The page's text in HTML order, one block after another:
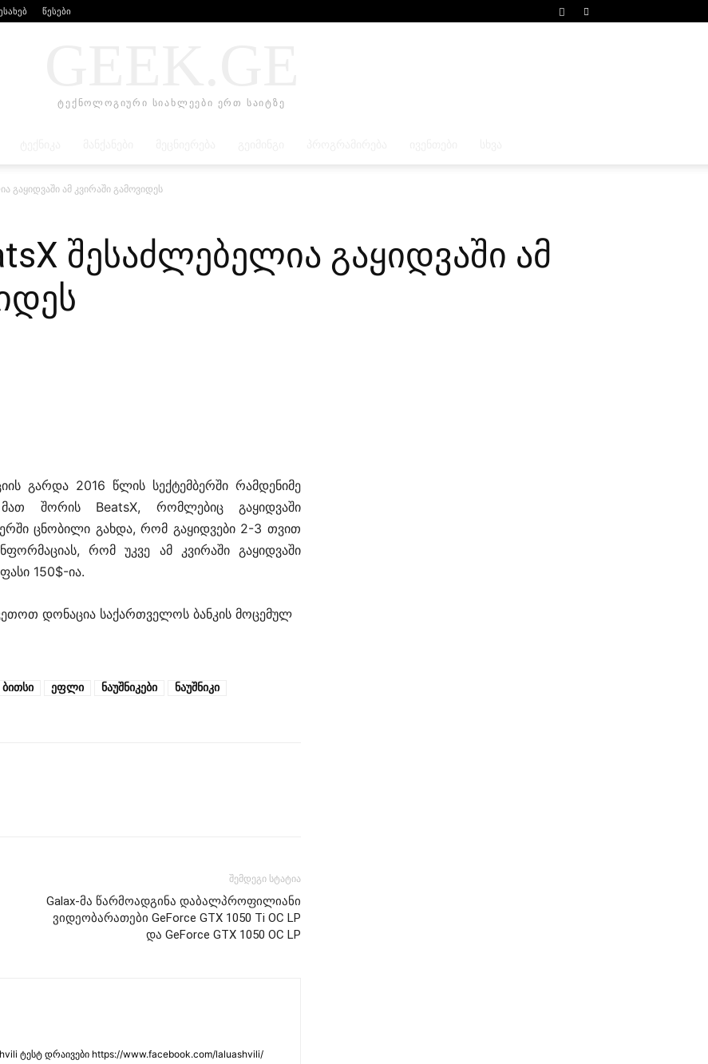
წესები
ტექნოლოგიური სიახლეები ერთ საიტზე
გაყიდვაში ამ კვირაში გამოვიდეს
შესაძლებელია გაყიდვაში ამ
გარდა 2016 წლის სექტემბერში რამდენიმე
შორის BeatsX, რომლებიც გაყიდვაში
ცნობილი გახდა, რომ გაყიდვები 2-3 თვით
რომ უკვე ამ კვირაში გაყიდვაში
150$-ია.
დონაცია საქართველოს ბანკის მოცემულ
ბითსი ეფლი ნაუშნიკები
ნაუშნიკი
შემდეგი სტატია
Galax-მა წარმოადგინა დაბალპროფილიანი
ვიდეობარათები GeForce GTX 1050 Ti OC LP
და GeForce GTX 1050 OC LP
ტესტ დრაივები https://www.facebook.com/laluashvili/